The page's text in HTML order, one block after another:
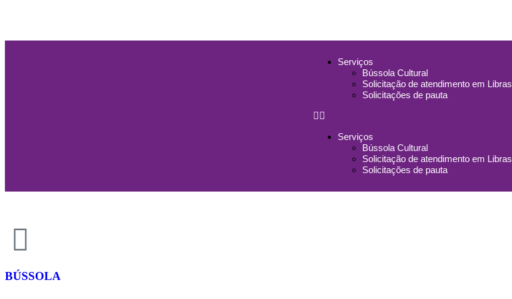
Serviços
Bússola Cultural
Solicitação de atendimento em Libras
Solicitações de pauta
Serviços
Bússola Cultural
Solicitação de atendimento em Libras
Solicitações de pauta
BÚSSOLA